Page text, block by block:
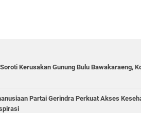
Kerusakan Gunung Bulu Bawakaraeng,
Partai Gerindra Perkuat Akses